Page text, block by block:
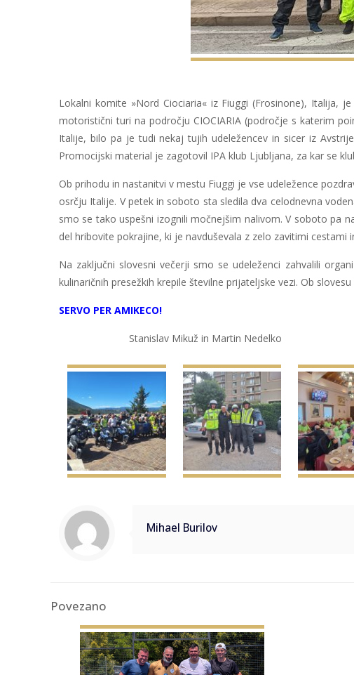
Lokalni komite »Nord Ciociaria« iz Fiuggi (Frosinone), Italija,
motoristični turi na področju CIOCIARIA (področje s katerim
Italije, bilo pa je tudi nekaj tujih udeležencev in sicer iz
Promocijski material je zagotovil IPA klub Ljubljana, za kar se
Ob prihodu in nastanitvi v mestu Fiuggi je vse udeležence
osrčju Italije. V petek in soboto sta sledila dva celodnevna
smo se tako uspešni izognili močnejšim nalivom. V soboto pa
del hribovite pokrajine, ki je navduševala z zelo zavitimi cestami
Na zaključni slovesni večerji smo se udeleženci zahvalili
kulinaričnih presežkih krepile številne prijateljske vezi. Ob
SERVO PER AMIKECO!
Stanislav Mikuž in Martin Nedelko
Mihael Burilov
Povezano